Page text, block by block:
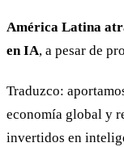
América Latina
en IA, a pesar de
Traduzco:
economía global y
invertidos en